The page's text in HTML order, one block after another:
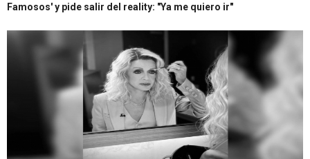
Famosos' y pide salir del reality: "Ya me quiero ir"